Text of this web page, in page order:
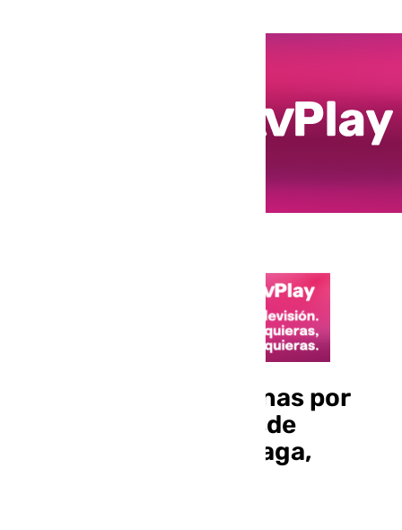
Detenidas seis personas por
introducir hachís desde
Marruecos hasta Málaga,